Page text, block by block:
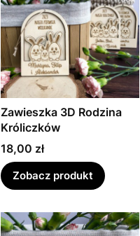
Zawieszka 3D Rodzina
Króliczków
Cena
18,00 zł
Zobacz produkt